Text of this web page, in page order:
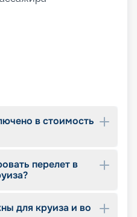
в стоимость
перелет в
для круиза и во